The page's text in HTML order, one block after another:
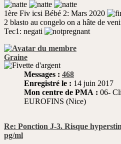
1ère Fiv icsi Bébé 2: Mars 2020
2 blasto au congelo on a hâte de
Tec1: negati
Graine
Messages : 468
Enregistré le : 14 juin 2017
Mon centre de PMA : 06-
EUROFINS (Nice)
Re: Ponction J-3. Risque
pg/ml